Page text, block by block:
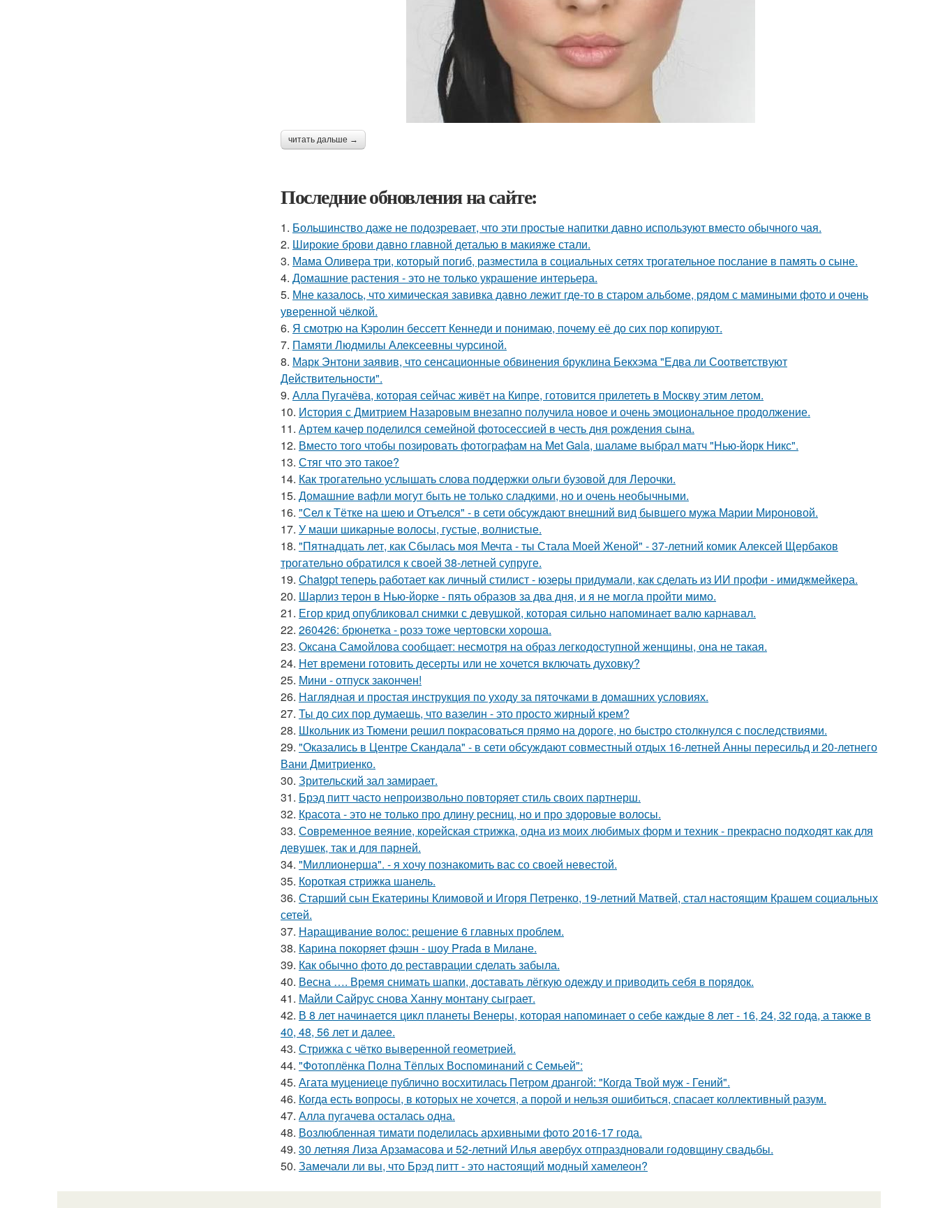
читать дальше →
Последние обновления на сайте:
1. Большинство даже не подозревает, что эти простые напитки давно используют вместо обычного чая.
2. Широкие брови давно главной деталью в макияже стали.
3. Мама Оливера три, который погиб, разместила в социальных сетях трогательное послание в память о сыне.
4. Домашние растения - это не только украшение интерьера.
5. Мне казалось, что химическая завивка давно лежит где-то в старом альбоме, рядом с мамиными фото и очень
уверенной чёлкой.
6. Я смотрю на Кэролин бессетт Кеннеди и понимаю, почему её до сих пор копируют.
7. Памяти Людмилы Алексеевны чурсиной.
8. Марк Энтони заявив, что сенсационные обвинения бруклина Бекхэма "Едва ли Соответствуют
Действительности".
9. Алла Пугачёва, которая сейчас живёт на Кипре, готовится прилететь в Москву этим летом.
10. История с Дмитрием Назаровым внезапно получила новое и очень эмоциональное продолжение.
11. Артем качер поделился семейной фотосессией в честь дня рождения сына.
12. Вместо того чтобы позировать фотографам на Met Gala, шаламе выбрал матч "Нью-йорк Никс".
13. Стяг что это такое?
14. Как трогательно услышать слова поддержки ольги бузовой для Лерочки.
15. Домашние вафли могут быть не только сладкими, но и очень необычными.
16. "Сел к Тётке на шею и Отъелся" - в сети обсуждают внешний вид бывшего мужа Марии Мироновой.
17. У маши шикарные волосы, густые, волнистые.
18. "Пятнадцать лет, как Сбылась моя Мечта - ты Стала Моей Женой" - 37-летний комик Алексей Щербаков
трогательно обратился к своей 38-летней супруге.
19. Chatgpt теперь работает как личный стилист - юзеры придумали, как сделать из ИИ профи - имиджмейкера.
20. Шарлиз терон в Нью-йорке - пять образов за два дня, и я не могла пройти мимо.
21. Егор крид опубликовал снимки с девушкой, которая сильно напоминает валю карнавал.
22. 260426: брюнетка - розэ тоже чертовски хороша.
23. Оксана Самойлова сообщает: несмотря на образ легкодоступной женщины, она не такая.
24. Нет времени готовить десерты или не хочется включать духовку?
25. Мини - отпуск закончен!
26. Наглядная и простая инструкция по уходу за пяточками в домашних условиях.
27. Ты до сих пор думаешь, что вазелин - это просто жирный крем?
28. Школьник из Тюмени решил покрасоваться прямо на дороге, но быстро столкнулся с последствиями.
29. "Оказались в Центре Скандала" - в сети обсуждают совместный отдых 16-летней Анны пересильд и 20-летнего
Вани Дмитриенко.
30. Зрительский зал замирает.
31. Брэд питт часто непроизвольно повторяет стиль своих партнерш.
32. Красота - это не только про длину ресниц, но и про здоровые волосы.
33. Современное веяние, корейская стрижка, одна из моих любимых форм и техник - прекрасно подходят как для
девушек, так и для парней.
34. "Миллионерша". - я хочу познакомить вас со своей невестой.
35. Короткая стрижка шанель.
36. Старший сын Екатерины Климовой и Игоря Петренко, 19-летний Матвей, стал настоящим Крашем социальных
сетей.
37. Наращивание волос: решение 6 главных проблем.
38. Карина покоряет фэшн - шоу Prada в Милане.
39. Как обычно фото до реставрации сделать забыла.
40. Весна …. Время снимать шапки, доставать лёгкую одежду и приводить себя в порядок.
41. Майли Сайрус снова Ханну монтану сыграет.
42. В 8 лет начинается цикл планеты Венеры, которая напоминает о себе каждые 8 лет - 16, 24, 32 года, а также в
40, 48, 56 лет и далее.
43. Стрижка с чётко выверенной геометрией.
44. "Фотоплёнка Полна Тёплых Воспоминаний с Семьей":
45. Агата муцениеце публично восхитилась Петром дрангой: "Когда Твой муж - Гений".
46. Когда есть вопросы, в которых не хочется, а порой и нельзя ошибиться, спасает коллективный разум.
47. Алла пугачева осталась одна.
48. Возлюбленная тимати поделилась архивными фото 2016-17 года.
49. 30 летняя Лиза Арзамасова и 52-летний Илья авербух отпраздновали годовщину свадьбы.
50. Замечали ли вы, что Брэд питт - это настоящий модный хамелеон?